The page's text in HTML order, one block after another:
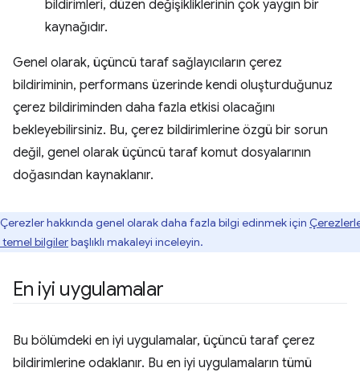
bildirimleri, düzen değişikliklerinin çok yaygın bir
kaynağıdır.
Genel olarak, üçüncü taraf sağlayıcıların çerez
bildiriminin, performans üzerinde kendi oluşturduğunuz
çerez bildiriminden daha fazla etkisi olacağını
bekleyebilirsiniz. Bu, çerez bildirimlerine özgü bir sorun
değil, genel olarak üçüncü taraf komut dosyalarının
doğasından kaynaklanır.
Çerezler hakkında genel olarak daha fazla bilgi edinmek için
temel bilgilerbaşlıklı makaleyi inceleyin.
En iyi uygulamalar
Bu bölümdeki en iyi uygulamalar, üçüncü taraf çerez
bildirimlerine odaklanır. Bu en iyi uygulamaların tümü